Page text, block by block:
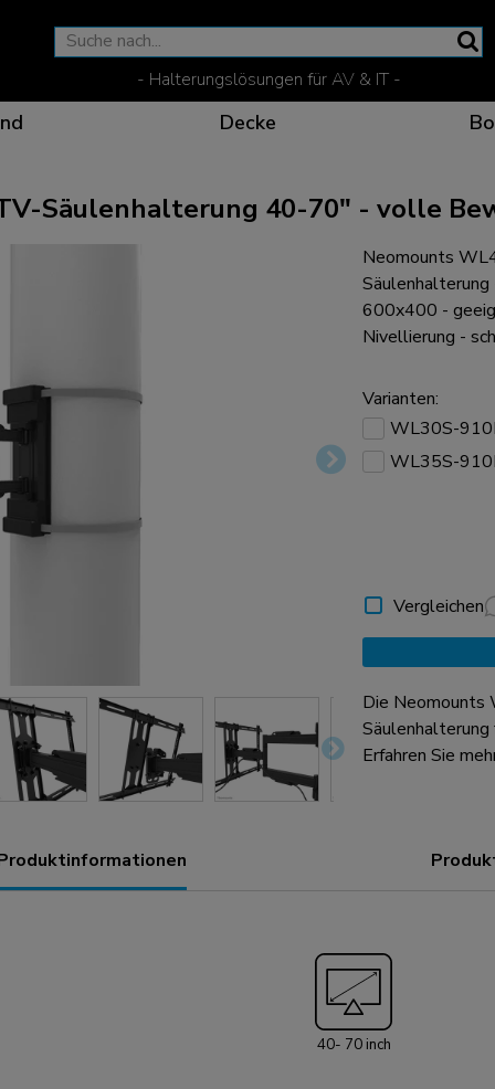
- Halterungslösungen für AV & IT -
Ergonomische
Die optimale
Wirksame
Decke
Flexible Lösungen
Spezielle Produkte
Säulenhalterung 40-70" - volle
Neomounts
600x400 -
Nivellierung -
Varianten:
WL30S-
WL35S-
Vergleichen
Die
Tragfähigkeit
Für eine
Säulenhalterung
ausgestattet,
befestigt
Erfahren Sie
40- 70 inch